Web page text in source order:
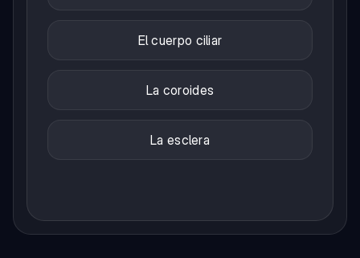
El cuerpo ciliar
La coroides
La esclera